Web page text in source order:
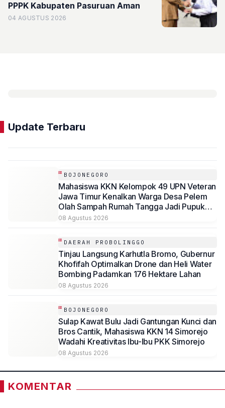
PPPK Kabupaten Pasuruan Aman
04 AGUSTUS 2026
Update Terbaru
BOJONEGORO
Mahasiswa KKN Kelompok 49 UPN Veteran
Jawa Timur Kenalkan Warga Desa Pelem
Olah Sampah Rumah Tangga Jadi Pupuk
Organik Cair (POC)
08 Agustus 2026
DAERAH PROBOLINGGO
Tinjau Langsung Karhutla Bromo, Gubernur
Khofifah Optimalkan Drone dan Heli Water
Bombing Padamkan 176 Hektare Lahan
08 Agustus 2026
BOJONEGORO
Sulap Kawat Bulu Jadi Gantungan Kunci dan
Bros Cantik, Mahasiswa KKN 14 Simorejo
Wadahi Kreativitas Ibu-Ibu PKK Simorejo
08 Agustus 2026
KOMENTAR